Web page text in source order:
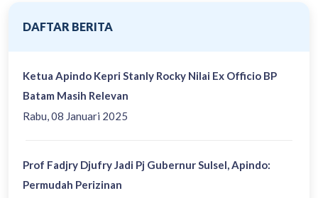
DAFTAR BERITA
Rabu, 08 Januari 2025
Ketua Apindo Kepri Stanly Rocky Nilai Ex Officio BP
Batam Masih Relevan
Prof Fadjry Djufry Jadi Pj Gubernur Sulsel, Apindo:
Permudah Perizinan